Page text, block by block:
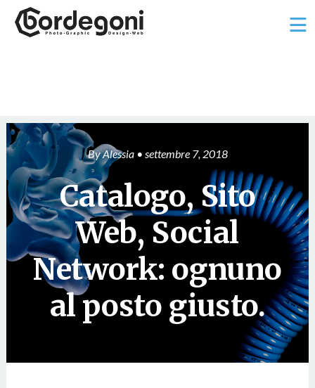
Ë
ByAlessia• settembre 7, 2018
Catalogo, Sito
Web, Social
Network: ognuno
al posto giusto.